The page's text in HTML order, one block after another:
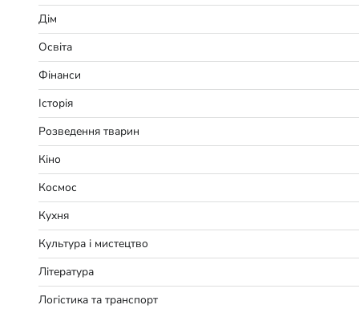
Дім
Освіта
Фінанси
Історія
Розведення тварин
Кіно
Космос
Кухня
Культура і мистецтво
Література
Логістика та транспорт